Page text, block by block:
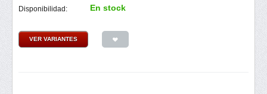
Disponibilidad: En stock
VER VARIANTES